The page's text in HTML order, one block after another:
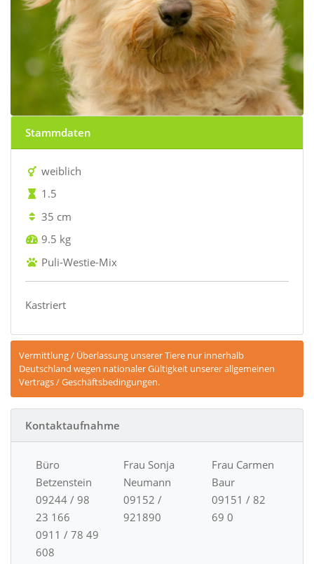
Stammdaten
weiblich
1.5
35 cm
9.5 kg
Puli-Westie-Mix
Kastriert
Vermittlung / Überlassung unserer Tiere nur innerhalb
Deutschland wegen nationaler Gültigkeit unserer allgemeinen
Vertrags / Geschäftsbedingungen.
Kontaktaufnahme
Büro
Betzenstein
09244 / 98
23 166
0911 / 78 49
608
Frau Sonja
Neumann
09152 /
921890
Frau Carmen
Baur
09151 / 82
69 0